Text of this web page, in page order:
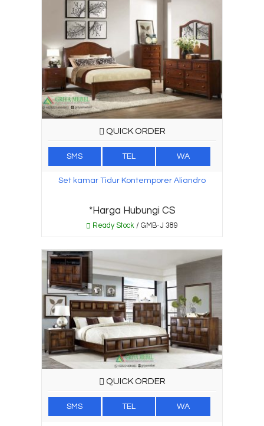
QUICK ORDER
SMS TEL WA
Set kamar Tidur Kontemporer Aliandro
*Harga Hubungi CS
Ready Stock / GMB-J 389
QUICK ORDER
SMS TEL WA